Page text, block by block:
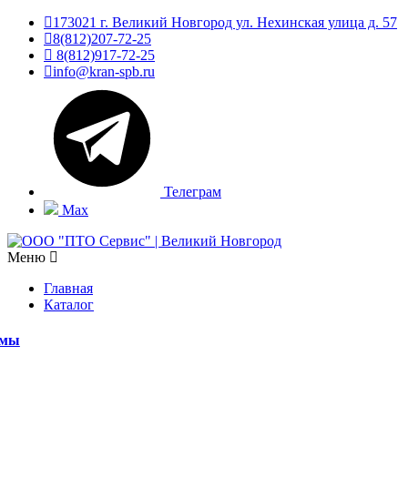
173021 г. Великий Новгород ул. Нехинская улица д. 57
8(812)207-72-25
8(812)917-72-25
info@kran-spb.ru
Телеграм
Max
Меню
Главная
Каталог